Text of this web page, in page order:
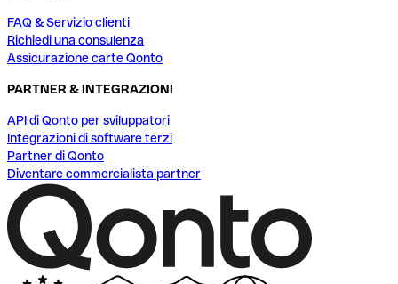
FAQ & Servizio clienti
Richiedi una consulenza
Assicurazione carte Qonto
PARTNER & INTEGRAZIONI
API di Qonto per sviluppatori
Integrazioni di software terzi
Partner di Qonto
Diventare commercialista partner